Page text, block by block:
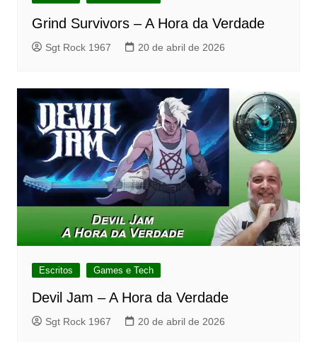
Grind Survivors – A Hora da Verdade
Sgt Rock 1967 20 de abril de 2026
Escritos Games e Tech
Devil Jam – A Hora da Verdade
Sgt Rock 1967 20 de abril de 2026